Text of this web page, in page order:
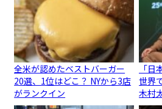
全米が認めたベストバーガー
20選、1位はどこ？ NYから3店
がランクイン
「
世界
木村